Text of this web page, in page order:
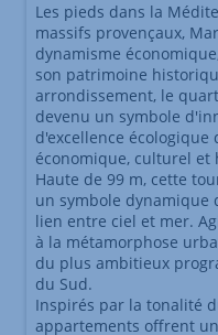
Les pieds dans la
massifs provençaux,
dynamisme
son patrimoine
arrondissement, le
devenu un symbole
d'excellence
économique, culturel et
Haute de 99 m, cette
un symbole dynamique
lien entre ciel et mer.
à la métamorphose
du plus ambitieux
du Sud.
Inspirés par la tonalité
appartements offrent